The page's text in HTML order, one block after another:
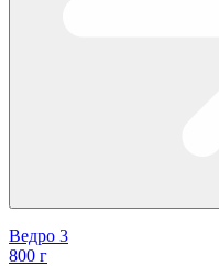
Ведро 3
800 г